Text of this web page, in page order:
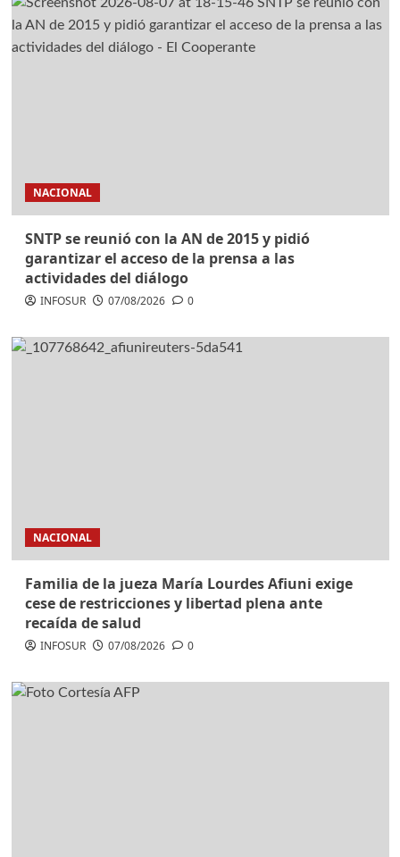
NACIONAL
SNTP se reunió con la AN de 2015 y pidió
garantizar el acceso de la prensa a las
actividades del diálogo
INFOSUR 07/08/2026 0
NACIONAL
Familia de la jueza María Lourdes Afiuni exige
cese de restricciones y libertad plena ante
recaída de salud
INFOSUR 07/08/2026 0